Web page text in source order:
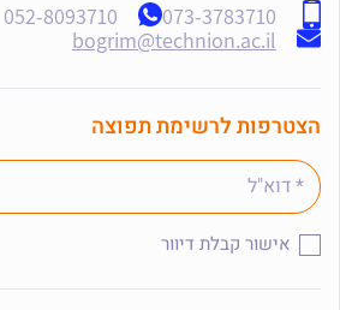
073-3783710
052-8093710
bogrim@technion.ac.il
הצטרפות לרשימת תפוצה
אישור קבלת דיוור